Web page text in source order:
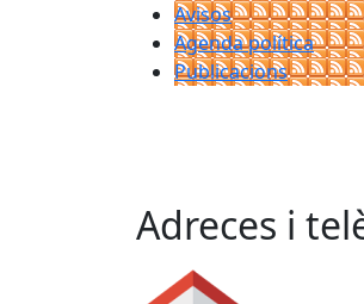
Avisos
Agenda política
Publicacions
Adreces i